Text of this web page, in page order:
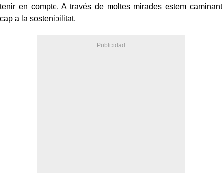
tenir en compte. A través de moltes mirades estem caminant
cap a la sostenibilitat.